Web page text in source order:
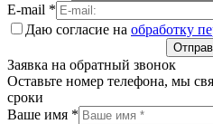
E-mail *
Даю согласие на обработку
Заявка на обратный звонок
Оставьте номер телефона, мы
сроки
Ваше имя *